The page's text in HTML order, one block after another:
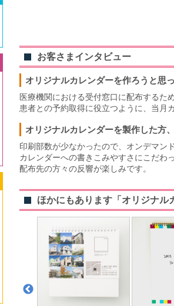
お客さまインタビュー
オリジナルカレンダーを作ろうと思
医療機関における受付窓口に配布するた
患者との予約取得に役立つように、当月
オリジナルカレンダーを製作した方
印刷部数が少なかったので、オンデマン
カレンダーへの書きこみやすさにこだわ
配布先の方々の反響が楽しみです。
ほかにもあります「オリジナル